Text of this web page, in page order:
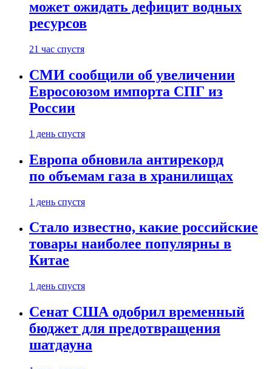
может ожидать дефицит водных
ресурсов
21 час спустя
СМИ сообщили об увеличении
Евросоюзом импорта СПГ из
России
1 день спустя
Европа обновила антирекорд
по объемам газа в хранилищах
1 день спустя
Стало известно, какие российские
товары наиболее популярны в
Китае
1 день спустя
Сенат США одобрил временный
бюджет для предотвращения
шатдауна